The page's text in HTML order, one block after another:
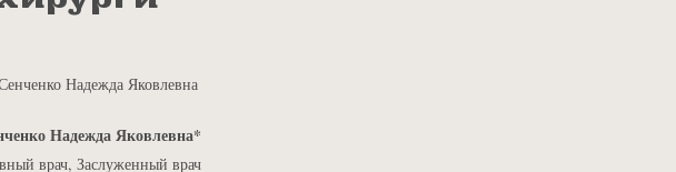
Надежда Яковлевна
врач, Заслуженный врач